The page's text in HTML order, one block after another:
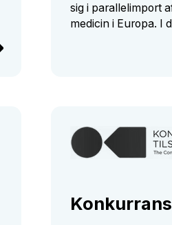
sig i parallelimport
medicin i Europa. I